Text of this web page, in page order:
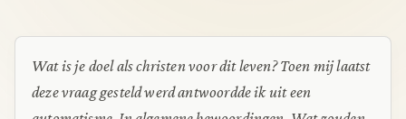
Wat is je doel als christen voor dit leven? Toen mij laatst
deze vraag gesteld werd antwoordde ik uit een